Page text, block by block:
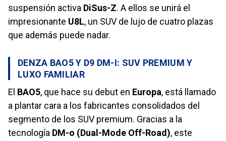
suspensión activa DiSus-Z. A ellos se unirá el
impresionante U8L, un SUV de lujo de cuatro plazas
que además puede nadar.
DENZA BAO5 Y D9 DM-I: SUV PREMIUM Y
LUXO FAMILIAR
El BAO5, que hace su debut en Europa, está llamado
a plantar cara a los fabricantes consolidados del
segmento de los SUV premium. Gracias a la
tecnología DM-o (Dual-Mode Off-Road), este